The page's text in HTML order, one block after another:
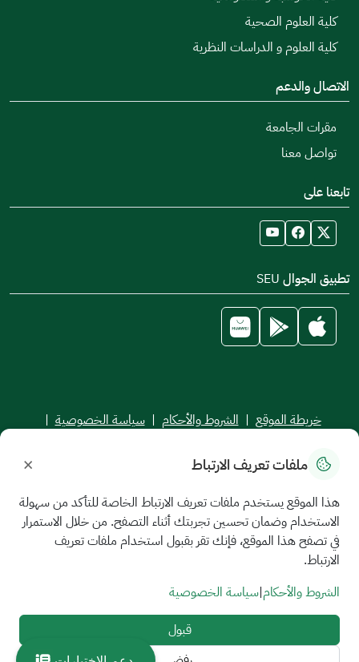
كلية العلوم الصحية
كلية العلوم و الدراسات النظرية
الاتصال والدعم
مقرات الجامعة
تواصل معنا
تابعنا على
تطبيق الجوال SEU
خريطة الموقع | الشروط والأحكام | سياسة الخصوصية |
جميع الحقوق محفوظة للجامعة السعودية الإلكترونية © 2026
ملفات تعريف الارتباط ×
هذا الموقع يستخدم ملفات تعريف الارتباط الخاصة للتأكد من سهولة
الاستخدام وضمان تحسين تجربتك أثناء التصفح. من خلال الاستمرار
في تصفح هذا الموقع، فإنك تقر بقبول استخدام ملفات تعريف
الارتباط.
الشروط والأحكام|سياسة الخصوصية
قبول